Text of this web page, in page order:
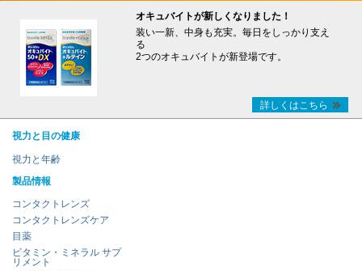
オキュバイトが新しくなりました！
装い一新、中身も充実。毎日をしっかり支え
る
2つのオキュバイトが新登場です。
詳しくはこちら
視力と目の健康
視力と年齢
製品情報
コンタクトレンズ
コンタクトレンズケア
目薬
ビタミン・ミネラル サプ
リメント